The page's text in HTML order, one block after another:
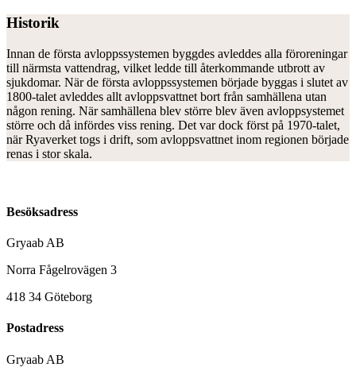
Historik
Innan de första avloppssystemen byggdes avleddes alla föroreningar
till närmsta vattendrag, vilket ledde till återkommande utbrott av
sjukdomar. När de första avloppssystemen började byggas i slutet av
1800-talet avleddes allt avloppsvattnet bort från samhällena utan
någon rening. När samhällena blev större blev även avloppsystemet
större och då infördes viss rening. Det var dock först på 1970-talet,
när Ryaverket togs i drift, som avloppsvattnet inom regionen började
renas i stor skala.
Besöksadress
Gryaab AB
Norra Fågelrovägen 3
418 34 Göteborg
Postadress
Gryaab AB